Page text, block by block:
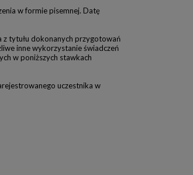
w formie pisemnej. Datę
z tytułu dokonanych przygotowań
inne wykorzystanie świadczeń
w poniższych stawkach
uczestnika w